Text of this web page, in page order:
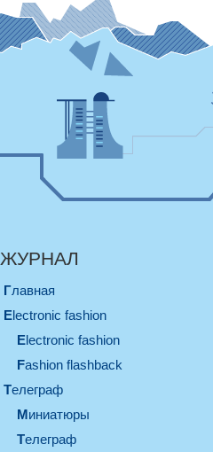
ЖУРНАЛ
Главная
electronic fashion
electronic fashion
Fashion flashback
телеграф
миниатюры
телеграф